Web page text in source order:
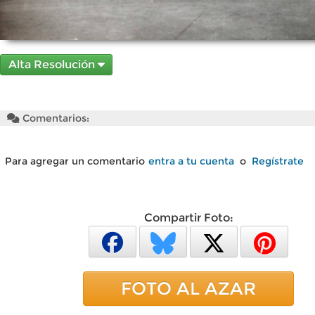
Alta Resolución
Comentarios:
Para agregar un comentario entra a tu cuenta o Regístrate
Compartir Foto:
FOTO AL AZAR